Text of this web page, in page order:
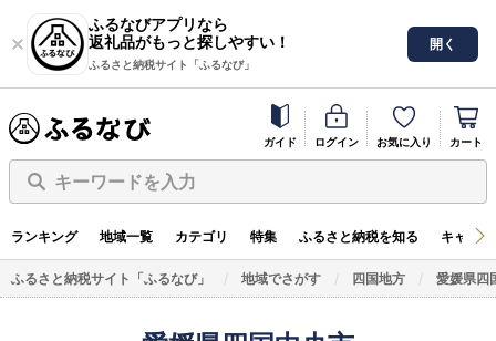
ふるなびアプリなら
返礼品がもっと探しやすい！
ふるさと納税サイト「ふるなび」
開く
ガイド ログイン お気に入り カート
キーワードを入力
ランキング 地域一覧 カテゴリ 特集 ふるさと納税を知る キャン
ふるさと納税サイト「ふるなび」 地域でさがす 四国地方 愛媛県四